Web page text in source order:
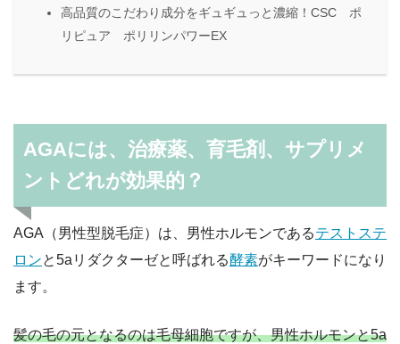
高品質のこだわり成分をギュギュっと濃縮！CSC ポ
リピュア ポリリンパワーEX
AGAには、治療薬、育毛剤、サプリメ
ントどれが効果的？
AGA（男性型脱毛症）は、男性ホルモンであるテストステ
ロンと5aリダクターゼと呼ばれる酵素がキーワードになり
ます。
髪の毛の元となるのは毛母細胞ですが、男性ホルモンと5a